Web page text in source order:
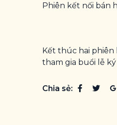
Phiên kết nối bán
Kết thúc hai phiên
tham gia buổi lễ
Chia sẻ: